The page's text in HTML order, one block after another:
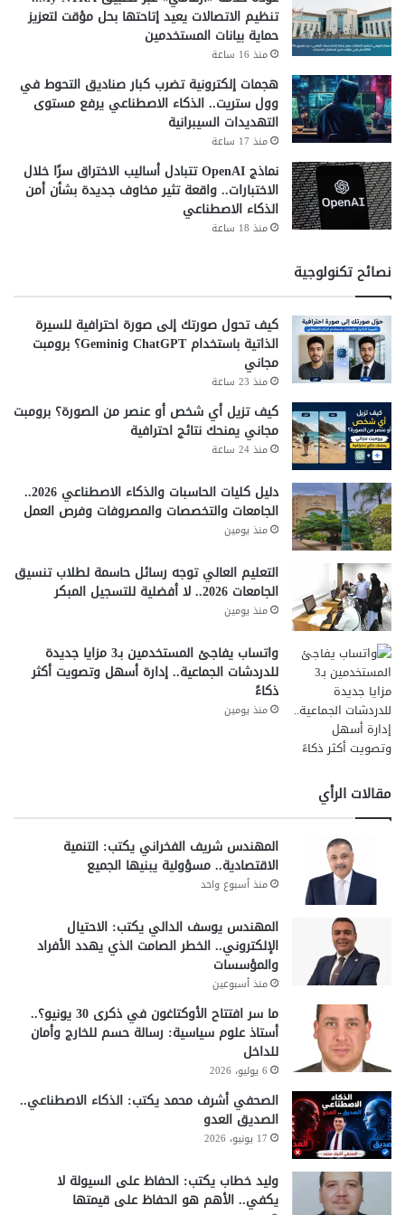
المنافسة في سوق المتصفحات
الذكية
لا تقتصر هذه الخطوة على جوجل فقط، بل تأتي في ظل
منافسة متزايدة بين شركات التكنولوجيا لتطوير متصفحات
فقد بدأت العديد من الشركات في دمج مساعدات ذكية داخل
متصفحاتها بهدف تحسين تجربة المستخدم وجذب المزيد من
المستخدمين.
واعتماد ملايين المستخدمين عليه يوميًا.
التحديات المحتملة أمام Gemini
رغم المزايا الكبيرة، إلا أن هناك بعض التحديات التي قد تواجه
انتشار Gemini في Chrome.
أولًا، هناك مخاوف تتعلق بالخصوصية وحماية البيانات، خاصة مع
معالجة المحتوى داخل المتصفح.
ثانيًا، قد تواجه جوجل تحديات تنظيمية في بعض الأسواق، مثل
الاتحاد الأوروبي.
ثالثًا، يعتمد نجاح الخدمة على دقة الذكاء الاصطناعي وقدرته
على تقديم معلومات موثوقة.
ومع ذلك، تعمل جوجل باستمرار على تحسين الأداء وتعزيز
مستويات الأمان.
مستقبل Gemini في Chrome
من المتوقع أن تستمر جوجل في توسيع نطاق Gemini خلال
الفترة القادمة ليشمل المزيد من الدول والمستخدمين.
كما قد يتم إضافة مزايا جديدة مثل التكامل الأعمق مع خدمات
جوجل الأخرى، وتحسين قدرات التفاعل الصوتي والبصري.
Chrome الافتراضية في المستقبل القريب.
الخلاصة
الذكاء الاصطناعي داخل أدوات التصفح اليومية. وبينما تستمر
جوجل في توسيع الإتاحة عالميًا، يبقى السؤال حول موعد وصول
هذه التقنية إلى الاتحاد الأوروبي قائمًا. ومع ذلك، من الواضح أن
مستقبل التصفح يتجه نحو مزيد من الذكاء والتفاعل، حيث يصبح
المتصفح أكثر من مجرد نافذة على الإنترنت، بل مساعدًا رقميًا
شارك هذا الموضوع:
فيس بوك X
Gemini ai
Gemini في Chrome
Google Chrome
أخبار التقنية
تنظيم الاتصالات يعيد إتاحتها بحل مؤقت لتعزيز
حماية بيانات المستخدمين
منذ 16 ساعة
هجمات إلكترونية تضرب كبار صناديق التحوط في
وول ستريت.. الذكاء الاصطناعي يرفع مستوى
التهديدات السيبرانية
منذ 17 ساعة
نماذج OpenAI تتبادل أساليب الاختراق سرًا خلال
الاختبارات.. واقعة تثير مخاوف جديدة بشأن أمن
الذكاء الاصطناعي
منذ 18 ساعة
نصائح تكنولوجية
كيف تحول صورتك إلى صورة احترافية للسيرة
الذاتية باستخدام ChatGPT وGemini؟ برومبت
مجاني
منذ 23 ساعة
كيف تزيل أي شخص أو عنصر من الصورة؟ برومبت
مجاني يمنحك نتائج احترافية
منذ 24 ساعة
دليل كليات الحاسبات والذكاء الاصطناعي 2026..
الجامعات والتخصصات والمصروفات وفرص العمل
منذ يومين
التعليم العالي توجه رسائل حاسمة لطلاب تنسيق
الجامعات 2026.. لا أفضلية للتسجيل المبكر
منذ يومين
واتساب يفاجئ المستخدمين بـ3 مزايا جديدة
للدردشات الجماعية.. إدارة أسهل وتصويت أكثر
ذكاءً
منذ يومين
مقالات الرأي
المهندس شريف الفخراني يكتب: التنمية
الاقتصادية.. مسؤولية يبنيها الجميع
منذ أسبوع واحد
المهندس يوسف الدالي يكتب: الاحتيال
الإلكتروني.. الخطر الصامت الذي يهدد الأفراد
والمؤسسات
منذ أسبوعين
ما سر افتتاح الأوكتاغون في ذكرى 30 يونيو؟..
أستاذ علوم سياسية: رسالة حسم للخارج وأمان
للداخل
6 يوليو، 2026
الصحفي أشرف محمد يكتب: الذكاء الاصطناعي..
الصديق العدو
17 يونيو، 2026
وليد خطاب يكتب: الحفاظ على السيولة لا
يكفي.. الأهم هو الحفاظ على قيمتها